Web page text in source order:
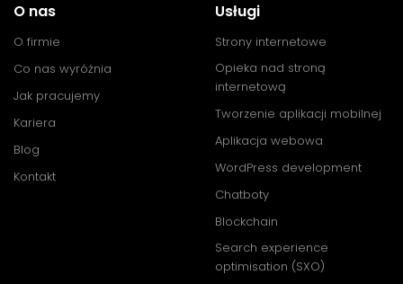
O nas
O firmie
Co nas wyróżnia
Jak pracujemy
Kariera
Blog
Kontakt
Usługi
Strony internetowe
Opieka nad stroną
internetową
Tworzenie aplikacji mobilnej
Aplikacja webowa
WordPress development
Chatboty
Blockchain
Search experience
optimisation (SXO)